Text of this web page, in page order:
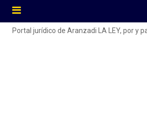
Portal jurídico de Aranzadi LA LEY, por y